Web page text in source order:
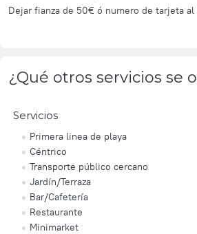
Dejar fianza de 50€ ó numero de tarjeta
¿Qué otros servicios se
Servicios
Primera linea de playa
Céntrico
Transporte público cercano
Jardín/Terraza
Bar/Cafetería
Restaurante
Minimarket